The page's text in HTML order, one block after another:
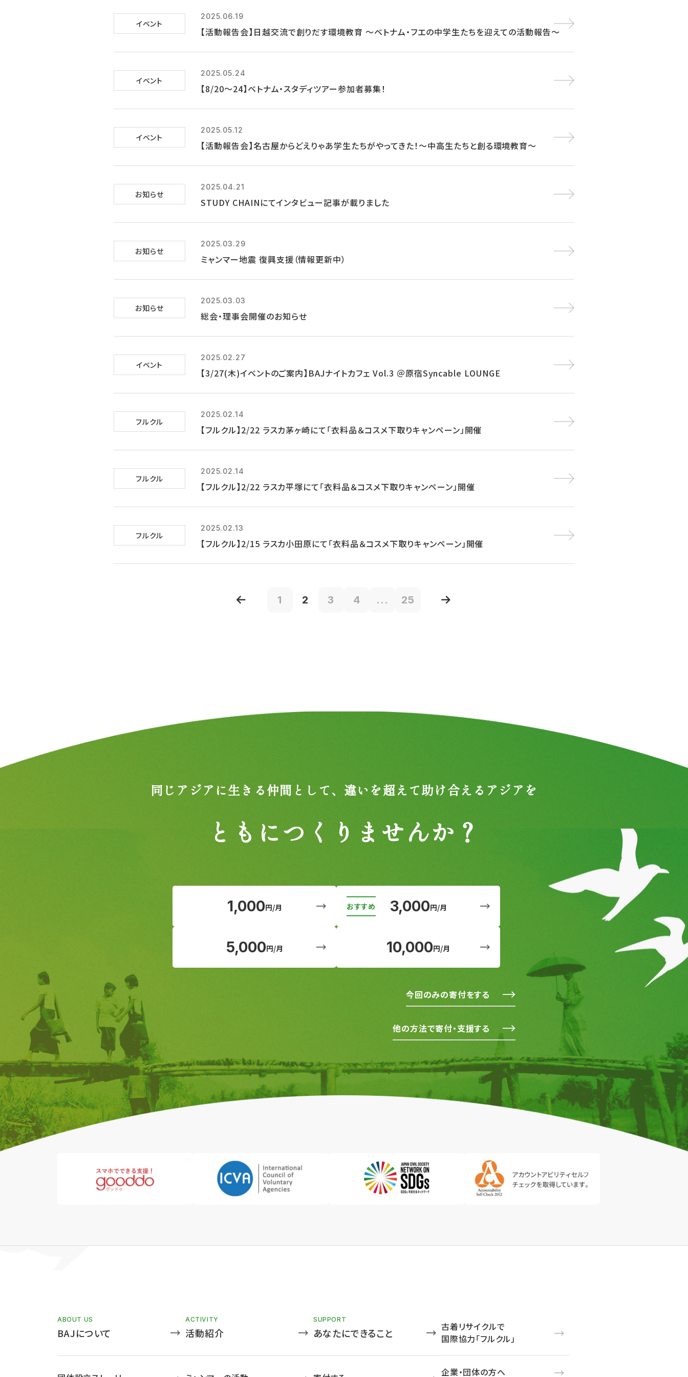
イベント
2025.06.19
【活動報告会】日越交流で創りだす環境教育 ～ベトナム・フエの中学生たちを迎えての活動報告～
イベント
2025.05.24
【8/20～24】ベトナム・スタディツアー参加者募集！
イベント
2025.05.12
【活動報告会】名古屋からどえりゃあ学生たちがやってきた！～中高生たちと創る環境教育～
お知らせ
2025.04.21
STUDY CHAINにてインタビュー記事が載りました
お知らせ
2025.03.29
ミャンマー地震 復興支援（情報更新中）
お知らせ
2025.03.03
総会・理事会開催のお知らせ
イベント
2025.02.27
【3/27(木)イベントのご案内】BAJナイトカフェ Vol.3 ＠原宿Syncable LOUNGE
フルクル
2025.02.14
【フルクル】2/22 ラスカ茅ヶ崎にて「衣料品＆コスメ下取りキャンペーン」開催
フルクル
2025.02.14
【フルクル】2/22 ラスカ平塚にて「衣料品＆コスメ下取りキャンペーン」開催
フルクル
2025.02.13
【フルクル】2/15 ラスカ小田原にて「衣料品＆コスメ下取りキャンペーン」開催
1 2 3 4 ... 25
同じアジアに生きる仲間として、 違いを超えて助け合えるアジアを
ともにつくりませんか？
1,000円/月 3,000円/月
5,000円/月 10,000円/月
今回のみの寄付をする
他の方法で寄付・支援する
ABOUT US
BAJについて
ACTIVITY
活動紹介
SUPPORT
あなたにできること
古着リサイクルで
国際協力「フルクル」
企業・団体の方へ